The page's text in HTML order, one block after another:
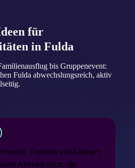
für
in Fulda
bis Gruppenevent:
Fulda abwechslungsreich, aktiv
Familien und Kollegen
Aktivität sucht, die